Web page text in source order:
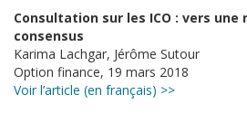
Consultation sur les ICO : vers
consensus
Karima Lachgar, Jérôme Sutour
Option finance, 19 mars 2018
Voir l’article (en français) >>